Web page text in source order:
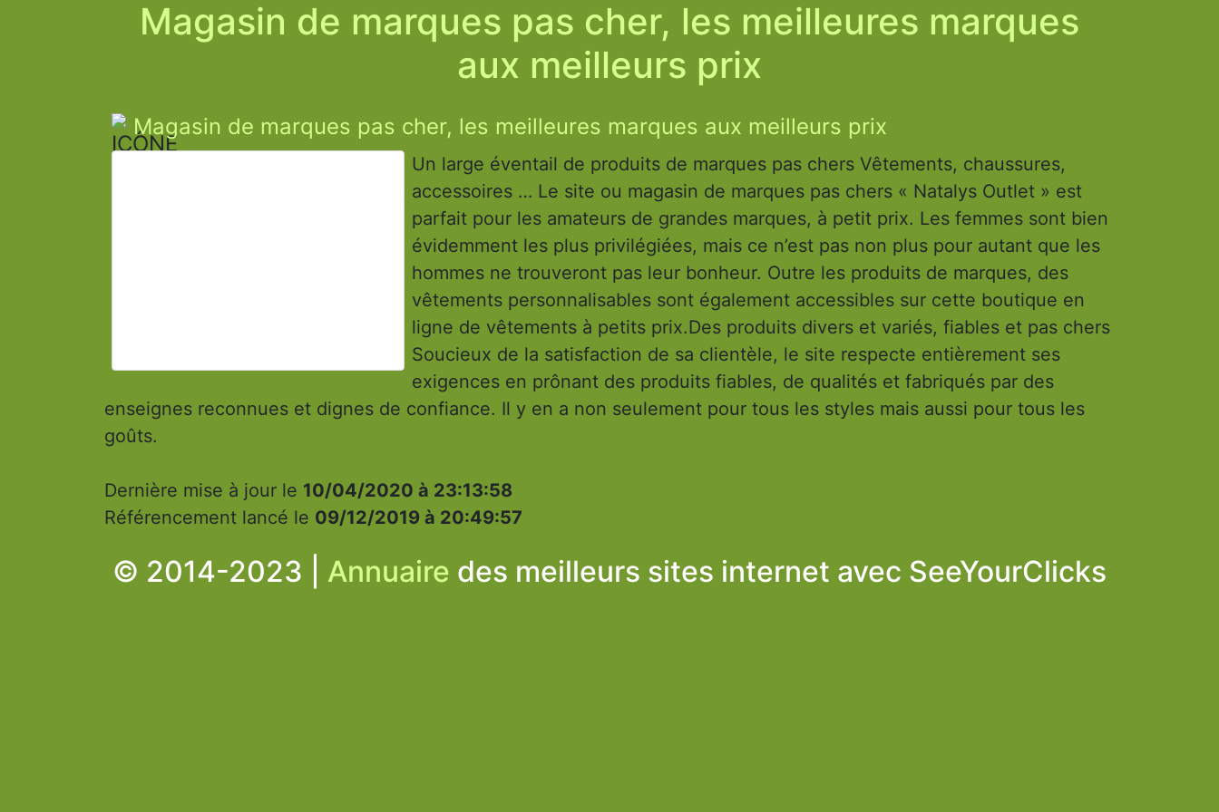
Magasin de marques pas cher, les meilleures marques
aux meilleurs prix
Magasin de marques pas cher, les meilleures marques aux meilleurs prix
Un large éventail de produits de marques pas chers Vêtements, chaussures,
accessoires … Le site ou magasin de marques pas chers « Natalys Outlet » est
parfait pour les amateurs de grandes marques, à petit prix. Les femmes sont bien
évidemment les plus privilégiées, mais ce n’est pas non plus pour autant que les
hommes ne trouveront pas leur bonheur. Outre les produits de marques, des
vêtements personnalisables sont également accessibles sur cette boutique en
ligne de vêtements à petits prix.Des produits divers et variés, fiables et pas chers
Soucieux de la satisfaction de sa clientèle, le site respecte entièrement ses
exigences en prônant des produits fiables, de qualités et fabriqués par des
enseignes reconnues et dignes de confiance. Il y en a non seulement pour tous les styles mais aussi pour tous les
goûts.
Dernière mise à jour le 10/04/2020 à 23:13:58
Référencement lancé le 09/12/2019 à 20:49:57
© 2014-2023 | Annuaire des meilleurs sites internet avec SeeYourClicks